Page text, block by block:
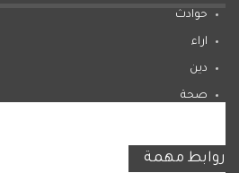
حوادث
اراء
دين
صحة
روابط مهمة